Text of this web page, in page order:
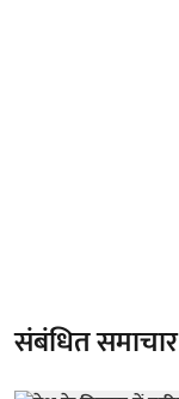
संबंधित समाचार